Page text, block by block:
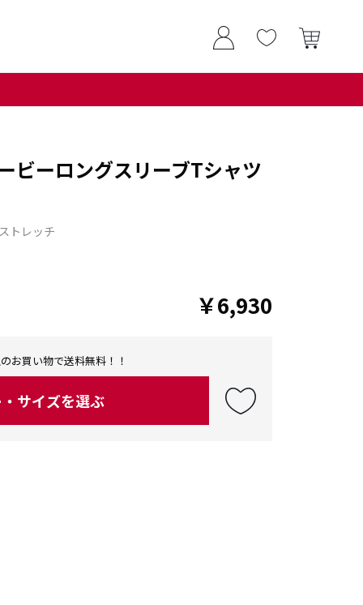
ビーロングスリーブTシャツ
トレッチ
￥6,930
お買い物で送料無料！！
サイズを選ぶ